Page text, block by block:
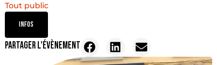
Tout public
INFOS
PARTAGER L'ÉVÈNEMENT